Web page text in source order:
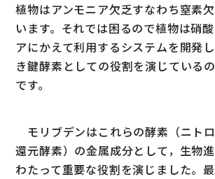
植物はアンモニア欠乏すなわち窒素
います。それでは困るので植物は硝
アにかえて利用するシステムを開発
き鍵酵素としての役割を演じている
です。
モリブデンはこれらの酵素（ニト
還元酵素）の金属成分として，生物
わたって重要な役割を演じました。